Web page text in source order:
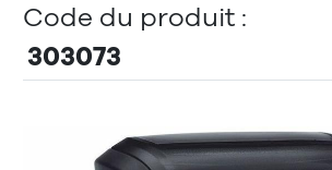
Code du produit :
303073